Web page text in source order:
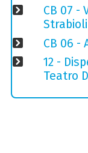
CB 07 -
CB 06 -
12 -
Teatro